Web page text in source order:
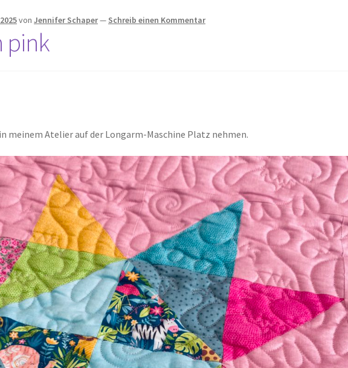
vonJennifer Schaper— Schreib einen Kommentar
pink
meinem Atelier auf der Longarm-Maschine Platz nehmen.